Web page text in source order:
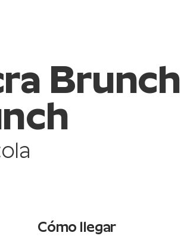
Cómo llegar